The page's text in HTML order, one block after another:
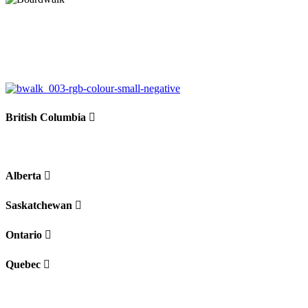
British Columbia
Alberta
Saskatchewan
Ontario
Quebec